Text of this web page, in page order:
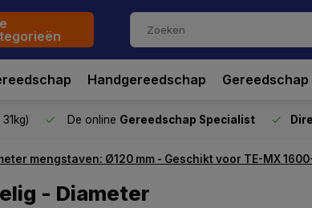
Handgereedschap
De online Gereedschap Specialist
mengstaven: Ø120 mm - Geschikt voor TE-MX
- Diameter